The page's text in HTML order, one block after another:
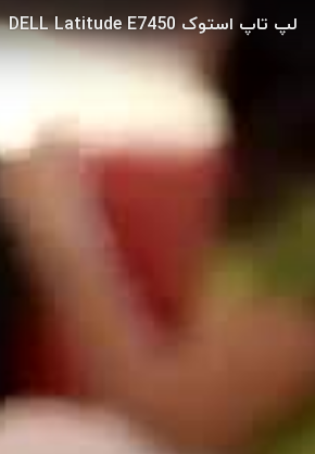
لپ تاپ استوک DELL Latitude E7450